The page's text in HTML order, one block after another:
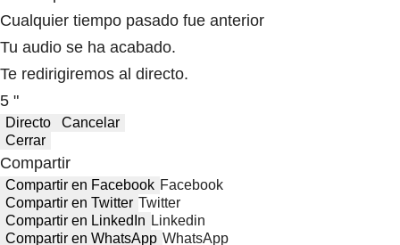
Cualquier tiempo pasado fue anterior
Tu audio se ha acabado.
Te redirigiremos al directo.
5 "
Directo
Cancelar
Cerrar
Compartir
Compartir en Facebook Facebook
Compartir en Twitter Twitter
Compartir en LinkedIn Linkedin
Compartir en WhatsApp WhatsApp